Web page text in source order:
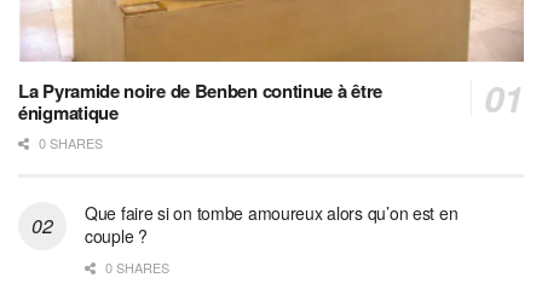
La Pyramide noire de Benben continue à être
énigmatique
0 SHARES
Que faire si on tombe amoureux alors qu’on est en
couple ?
0 SHARES